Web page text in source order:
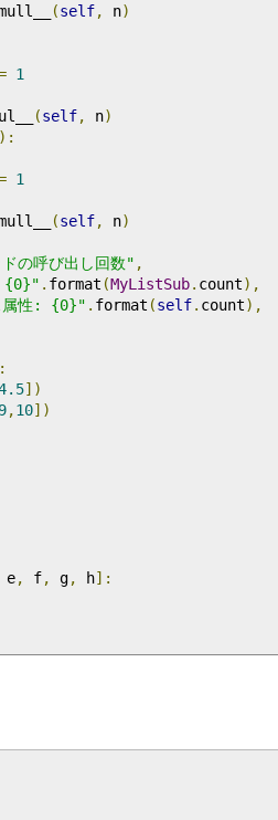
(self, n)
1
(self, n)
1
(self, n)
の呼び出し回数" ,
{0}" . format (MyListSub. count),
属性: {0}" . format (self. count),
:
])
9,10])
e, f, g, h]: